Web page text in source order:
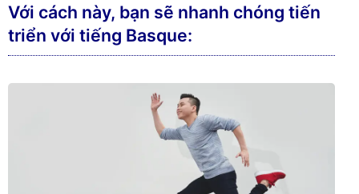
Với cách này, bạn sẽ nhanh chóng tiến
triển với tiếng Basque: